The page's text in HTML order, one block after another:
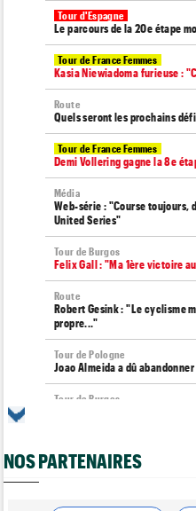
Tour d'Espagne
Le parcours de la 20e étape
Tour de France Femmes
Kasia Niewiadoma furieuse :
Route
Quels seront les prochains
Tour de France Femmes
Demi Vollering gagne la 8e
Média
Web-série : "Course toujours,
United Series"
Tour de Burgos
Felix Gall : "Ma 1ère victoire
Route
Robert Gesink : "Le cyclisme
propre..."
Tour de Pologne
Joao Almeida a dû
Tour de Burgos
Louis Barré remporte la 6e
général
NOS PARTENAIRES